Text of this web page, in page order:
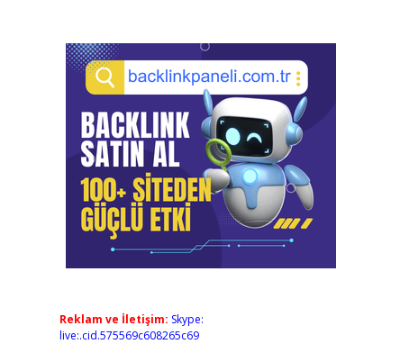
Reklam ve İletişim: Skype:
live:.cid.575569c608265c69